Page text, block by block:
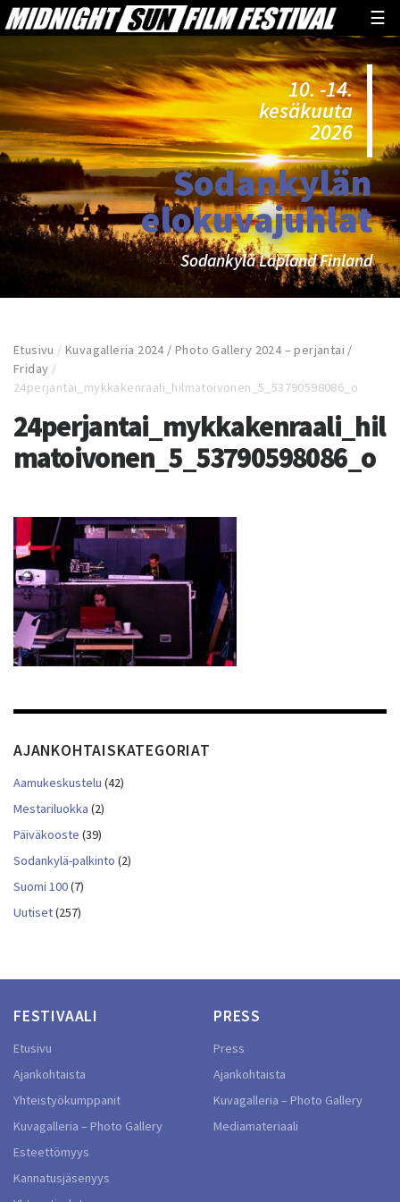
☰
10. -14.
kesäkuuta
2026
Sodankylän
elokuvajuhlat
Sodankylä Lapland Finland
Etusivu /Kuvagalleria 2024 / Photo Gallery 2024 – perjantai /
Friday /
24perjantai_mykkakenraali_hilmatoivonen_5_53790598086_o
24perjantai_mykkakenraali_hil
matoivonen_5_53790598086_o
AJANKOHTAISKATEGORIAT
Aamukeskustelu (42)
Mestariluokka (2)
Päiväkooste (39)
Sodankylä-palkinto (2)
Suomi 100(7)
Uutiset(257)
FESTIVAALI
Etusivu
Ajankohtaista
Yhteistyökumppanit
Kuvagalleria – Photo Gallery
Esteettömyys
Kannatusjäsenyys
PRESS
Press
Ajankohtaista
Kuvagalleria – Photo Gallery
Mediamateriaali